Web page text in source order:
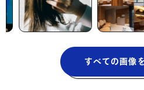
すべての画像